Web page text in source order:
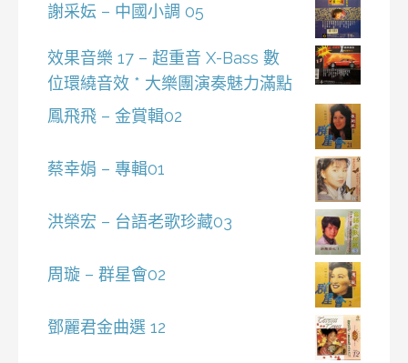
謝采妘 – 中國小調 05
效果音樂 17 – 超重音 X-Bass 數
位環繞音效 * 大樂團演奏魅力滿點
鳳飛飛 – 金賞輯02
蔡幸娟 – 專輯01
洪榮宏 – 台語老歌珍藏03
周璇 – 群星會02
鄧麗君金曲選 12